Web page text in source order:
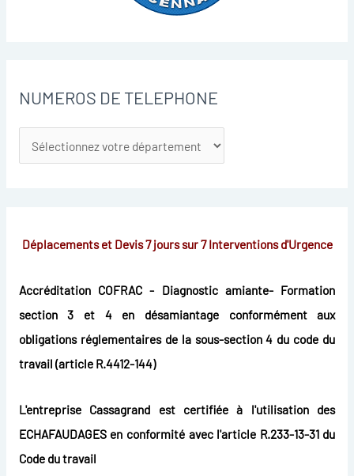
NUMEROS DE TELEPHONE
Déplacements et Devis 7 jours sur 7 Interventions d'Urgence
Accréditation COFRAC - Diagnostic amiante- Formation
section 3 et 4 en désamiantage conformément aux
obligations réglementaires de la sous-section 4 du code du
travail (article R.4412-144)
L'entreprise Cassagrand est certifiée à l'utilisation des
ECHAFAUDAGES en conformité avec l'article R.233-13-31 du
Code du travail